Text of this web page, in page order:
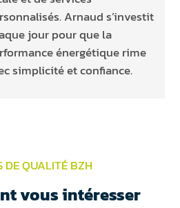
Arnaud s’investit
jour pour que la
énergétique rime
simplicité et confiance.
DE QUALITÉ BZH
vous intéresser